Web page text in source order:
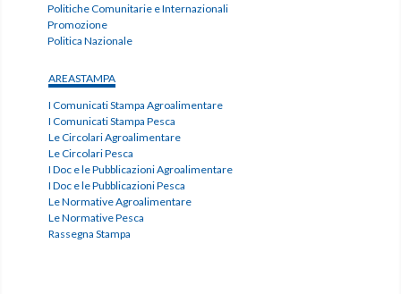
Politiche Comunitarie e Internazionali
Promozione
Politica Nazionale
AREASTAMPA
I Comunicati Stampa Agroalimentare
I Comunicati Stampa Pesca
Le Circolari Agroalimentare
Le Circolari Pesca
I Doc e le Pubblicazioni Agroalimentare
I Doc e le Pubblicazioni Pesca
Le Normative Agroalimentare
Le Normative Pesca
Rassegna Stampa